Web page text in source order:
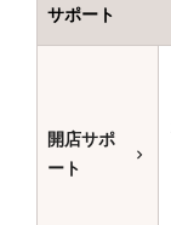
サポート
開店サポ
ート